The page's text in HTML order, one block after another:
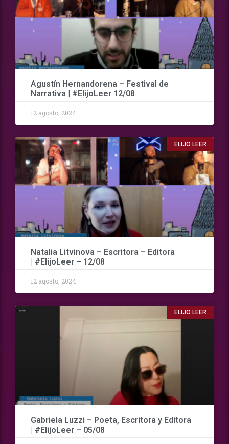
Agustín Hernandorena – Festival de
Narrativa | #ElijoLeer 12/08
12 agosto, 2024
ELIJO LEER
Natalia Litvinova – Escritora – Editora
| #ElijoLeer – 12/08
12 agosto, 2024
ELIJO LEER
Gabriela Luzzi – Poeta, Escritora y Editora
| #ElijoLeer – 05/08